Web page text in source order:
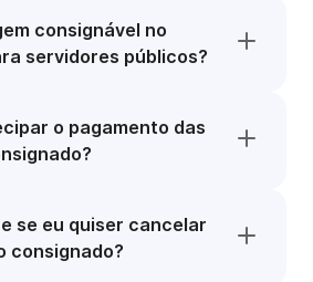
consignável no
servidores públicos?
o pagamento das
se eu quiser cancelar
consignado?